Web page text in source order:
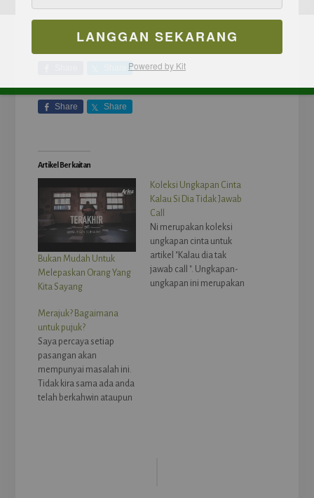
Share Share
Artikel Berkaitan
Bukan Mudah Untuk
Melepaskan Orang Yang
Kita Sayang
Koleksi Ungkapan Cinta
Kalau Si Dia Tidak Jawab
Call
Ni merupakan koleksi
ungkapan cinta untuk
artikel "Kalau dia tak
jawab call ". Ungkapan-
ungkapan ini merupakan
Merajuk? Bagaimana
untuk pujuk?
Saya percaya setiap
pasangan akan
mempunyai masalah ini.
Tidak kira sama ada anda
telah berkahwin ataupun
LANGGAN SEKARANG
Powered by Kit